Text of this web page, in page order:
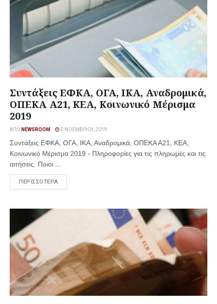
Συντάξεις ΕΦΚΑ, ΟΓΑ, ΙΚΑ, Αναδρομικά,
ΟΠΕΚΑ Α21, ΚΕΑ, Κοινωνικό Μέρισμα
2019
ΑΠΌ NEWSROOM 5 ΝΟΕΜΒΡΊΟΥ, 2019
Συντάξεις ΕΦΚΑ, ΟΓΑ, ΙΚΑ, Αναδρομικά, ΟΠΕΚΑ Α21, ΚΕΑ,
Κοινωνικό Μέρισμα 2019 - Πληροφορίες για τις πληρωμές και τις
αιτήσεις. Ποιοι ...
ΠΕΡΙΣΣΟΤΕΡΑ